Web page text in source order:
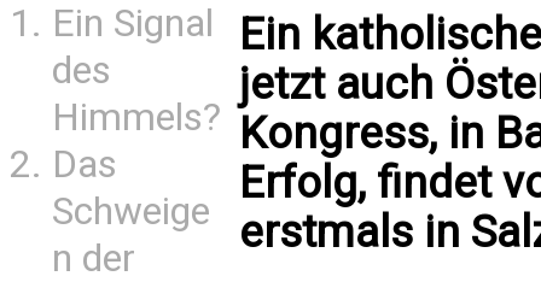
Ein Signal
des
Himmels?
Das
Schweige
n der
Ein
jetzt auch
Kongress, in
Erfolg, findet
erstmals in